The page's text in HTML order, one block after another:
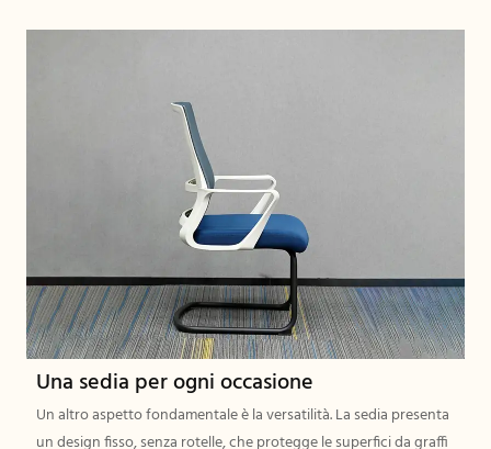
Una sedia per ogni occasione
Un altro aspetto fondamentale è la versatilità. La sedia presenta
un design fisso, senza rotelle, che protegge le superfici da graffi